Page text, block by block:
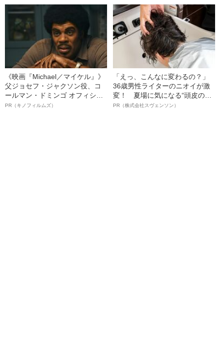
《映画『Michael／マイケル』》
父ジョセフ・ジャクソン役、コ
ールマン・ドミンゴ オフィシャ
ルインタビュー“観客を魅了した
PR（キノフィルムズ）
「えっ、こんなに変わるの？」
36歳男性ライターのニオイが激
変！ 夏場に気になる“頭皮のニ
オイ”や“ベタつき”を解消す
PR（株式会社スヴェンソン）